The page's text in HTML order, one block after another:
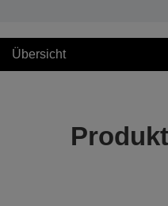
Übersicht